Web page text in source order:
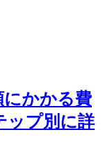
にかかる費
ップ別に詳